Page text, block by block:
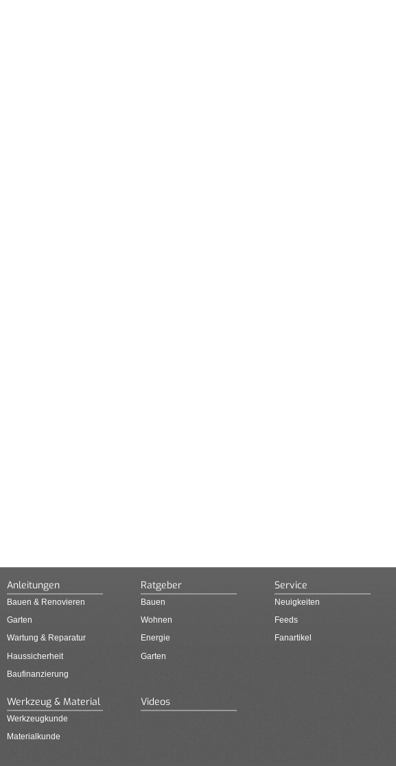
Anleitungen
Bauen & Renovieren
Garten
Wartung & Reparatur
Haussicherheit
Baufinanzierung
Ratgeber
Bauen
Wohnen
Energie
Garten
Service
Neuigkeiten
Feeds
Fanartikel
Werkzeug & Material
Werkzeugkunde
Materialkunde
Videos